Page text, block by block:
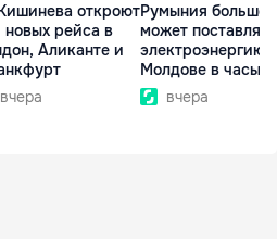
откроют
новых рейса в
Аликанте и
вчера
Румыния больше
может поставлять
электроэнергию
Молдове в часы
вчера